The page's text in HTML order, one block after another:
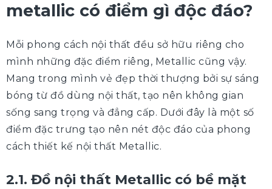
metallic có điểm gì độc đáo?
Mỗi phong cách nội thất đều sở hữu riêng cho
mình những đặc điểm riêng, Metallic cũng vậy.
Mang trong mình vẻ đẹp thời thượng bởi sự sáng
bóng từ đồ dùng nội thất, tạo nên không gian
sống sang trọng và đẳng cấp. Dưới đây là một số
điểm đặc trưng tạo nên nét độc đáo của phong
cách thiết kế nội thất Metallic.
2.1. Đồ nội thất Metallic có bề mặt